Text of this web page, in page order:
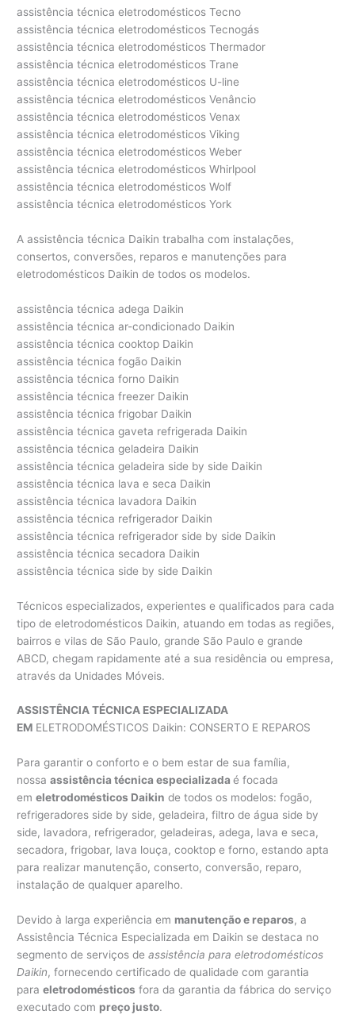
assistência técnica eletrodomésticos Tecno
assistência técnica eletrodomésticos Tecnogás
assistência técnica eletrodomésticos Thermador
assistência técnica eletrodomésticos Trane
assistência técnica eletrodomésticos U-line
assistência técnica eletrodomésticos Venâncio
assistência técnica eletrodomésticos Venax
assistência técnica eletrodomésticos Viking
assistência técnica eletrodomésticos Weber
assistência técnica eletrodomésticos Whirlpool
assistência técnica eletrodomésticos Wolf
assistência técnica eletrodomésticos York
A assistência técnica Daikin trabalha com instalações,
consertos, conversões, reparos e manutenções para
eletrodomésticos Daikin de todos os modelos.
assistência técnica adega Daikin
assistência técnica ar-condicionado Daikin
assistência técnica cooktop Daikin
assistência técnica fogão Daikin
assistência técnica forno Daikin
assistência técnica freezer Daikin
assistência técnica frigobar Daikin
assistência técnica gaveta refrigerada Daikin
assistência técnica geladeira Daikin
assistência técnica geladeira side by side Daikin
assistência técnica lava e seca Daikin
assistência técnica lavadora Daikin
assistência técnica refrigerador Daikin
assistência técnica refrigerador side by side Daikin
assistência técnica secadora Daikin
assistência técnica side by side Daikin
Técnicos especializados, experientes e qualificados para cada
tipo de eletrodomésticos Daikin, atuando em todas as regiões,
bairros e vilas de São Paulo, grande São Paulo e grande
ABCD, chegam rapidamente até a sua residência ou empresa,
através da Unidades Móveis.
ASSISTÊNCIA TÉCNICA ESPECIALIZADA
EM ELETRODOMÉSTICOS Daikin: CONSERTO E REPAROS
Para garantir o conforto e o bem estar de sua família,
nossaassistência técnica especializadaé focada
emeletrodomésticos Daikin de todos os modelos: fogão,
refrigeradores side by side, geladeira, filtro de água side by
side, lavadora, refrigerador, geladeiras, adega, lava e seca,
secadora, frigobar, lava louça, cooktop e forno, estando apta
para realizar manutenção, conserto, conversão, reparo,
instalação de qualquer aparelho.
Devido à larga experiência em manutenção e reparos, a
Assistência Técnica Especializada em Daikin se destaca no
segmento de serviços deassistência para eletrodomésticos
Daikin, fornecendo certificado de qualidade com garantia
paraeletrodomésticos fora da garantia da fábrica do serviço
executado com preço justo.